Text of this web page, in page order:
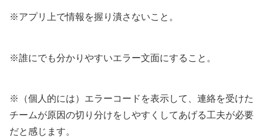
※アプリ上で情報を握り潰さないこと。
※誰にでも分かりやすいエラー文面にすること。
※（個人的には）エラーコードを表示して、連絡を受けた
チームが原因の切り分けをしやすくしてあげる工夫が必要
だと感じます。